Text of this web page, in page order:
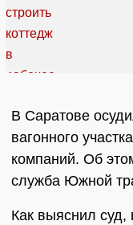
В Саратове
вагонного
компаний. Об
служба Южной
Как выяснил суд,